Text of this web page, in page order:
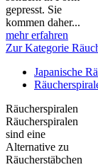
gepresst. Sie
kommen daher...
mehr erfahren
Zur Kategorie
Japanische
Räucherspiralen
Räucherspiralen
sind eine
Alternative zu
Räucherstäbchen